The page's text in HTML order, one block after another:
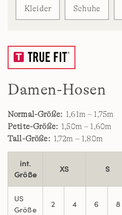
Kleider Schuhe
Damen-Hosen
Normal-Größe: 1,61m – 1,75m
Petite-Größe: 1,50m – 1,60m
Tall-Größe: 1,72m – 1,80m
int.
Größe
XS S
US
Größe
2 4 6 8